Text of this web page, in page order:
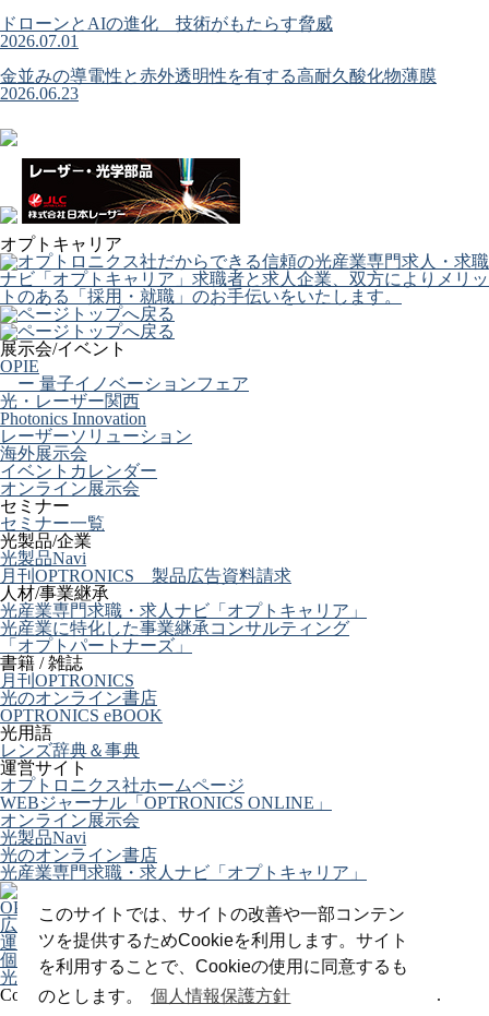
このサイトでは、サイトの改善や一部コンテン
ツを提供するためCookieを利用します。サイト
を利用することで、Cookieの使用に同意するも
のとします。
個人情報保護方針
ドローンとAIの進化 技術がもたらす脅威
2026.07.01
金並みの導電性と赤外透明性を有する高耐久酸化物薄膜
2026.06.23
オプトキャリア
展示会/イベント
OPIE
ー 量子イノベーションフェア
光・レーザー関西
Photonics Innovation
レーザーソリューション
海外展示会
イベントカレンダー
オンライン展示会
セミナー
セミナー一覧
光製品/企業
光製品Navi
月刊OPTRONICS 製品広告資料請求
人材/事業継承
光産業専門求職・求人ナビ「オプトキャリア」
光産業に特化した事業継承コンサルティング
「オプトパートナーズ」
書籍 / 雑誌
月刊OPTRONICS
光のオンライン書店
OPTRONICS eBOOK
光用語
レンズ辞典＆事典
運営サイト
オプトロニクス社ホームページ
WEBジャーナル「OPTRONICS ONLINE」
オンライン展示会
光製品Navi
光のオンライン書店
光産業専門求職・求人ナビ「オプトキャリア」
OPTRONICS ONLINE について
広告掲載について
運営会社
個人情報
光関連リンク集
Copyright (C) 2025 The Optronics Co., Ltd. All rights reserved.